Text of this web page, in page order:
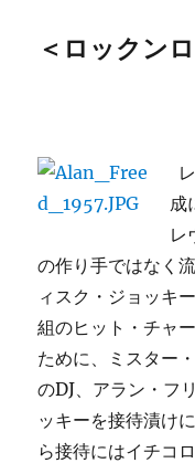
＜ロックン
成
レ
の作り手ではなく
ィスク・ジョッキ
組のヒット・チャ
ために、ミスター
のDJ、アラン・フ
ッキーを接待漬け
ら接待にはイチコ